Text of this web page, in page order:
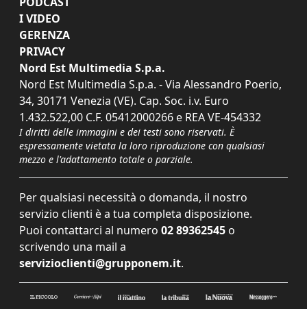
I VIDEO
GERENZA
PRIVACY
Nord Est Multimedia S.p.a.
Nord Est Multimedia S.p.a. - Via Alessandro Poerio,
34, 30171 Venezia (VE). Cap. Soc. i.v. Euro
1.432.522,00 C.F. 05412000266 e REA VE-454332
I diritti delle immagini e dei testi sono riservati. È
espressamente vietata la loro riproduzione con qualsiasi
mezzo e l'adattamento totale o parziale.
Per qualsiasi necessità o domanda, il nostro
servizio clienti è a tua completa disposizione.
Puoi contattarci al numero 02 89362545 o
scrivendo una mail a
servizioclienti@grupponem.it.